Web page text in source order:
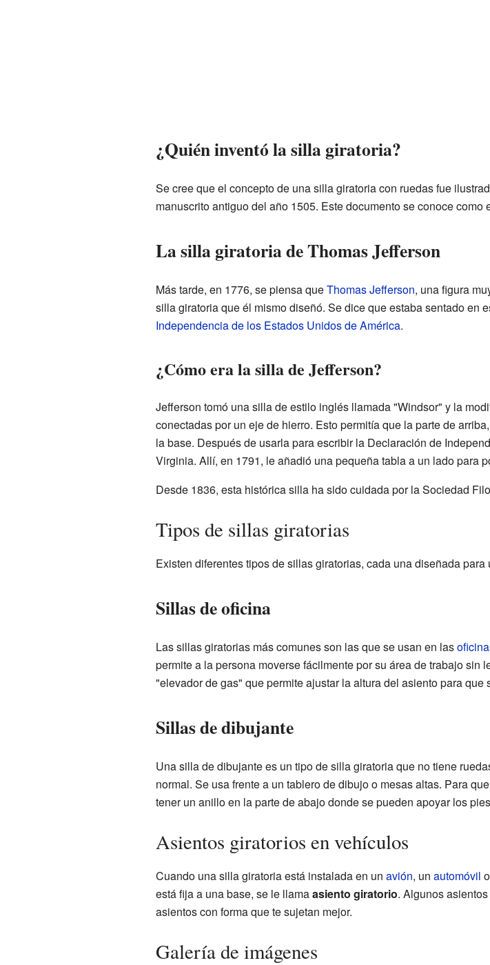
¿Quién inventó la silla giratoria?
Se cree que el concepto de una silla giratoria con ruedas fue
manuscrito antiguo del año 1505. Este documento se conoce como
La silla giratoria de Thomas Jefferson
Más tarde, en 1776, se piensa queThomas Jefferson, una figura
silla giratoria que él mismo diseñó. Se dice que estaba sentado en
Independencia de los Estados Unidos de América.
¿Cómo era la silla de Jefferson?
Jefferson tomó una silla de estilo inglés llamada "Windsor" y la
conectadas por un eje de hierro. Esto permitía que la parte de
la base. Después de usarla para escribir la Declaración de
Virginia. Allí, en 1791, le añadió una pequeña tabla a un lado para
Desde 1836, esta histórica silla ha sido cuidada por la Sociedad
Tipos de sillas giratorias
Existen diferentes tipos de sillas giratorias, cada una diseñada
Sillas de oficina
Las sillas giratorias más comunes son las que se usan en las
permite a la persona moverse fácilmente por su área de trabajo
"elevador de gas" que permite ajustar la altura del asiento para que
Sillas de dibujante
Una silla de dibujante es un tipo de silla giratoria que no tiene
normal. Se usa frente a un tablero de dibujo o mesas altas. Para
tener un anillo en la parte de abajo donde se pueden apoyar los
Asientos giratorios en vehículos
Cuando una silla giratoria está instalada en un avión, un automóvil
está fija a una base, se le llamaasiento giratorio. Algunos
asientos con forma que te sujetan mejor.
Galería de imágenes